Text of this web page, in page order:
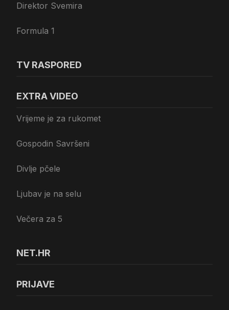
Direktor Svemira
Formula 1
TV RASPORED
EXTRA VIDEO
Vrijeme je za rukomet
Gospodin Savršeni
Divlje pčele
Ljubav je na selu
Večera za 5
NET.HR
PRIJAVE